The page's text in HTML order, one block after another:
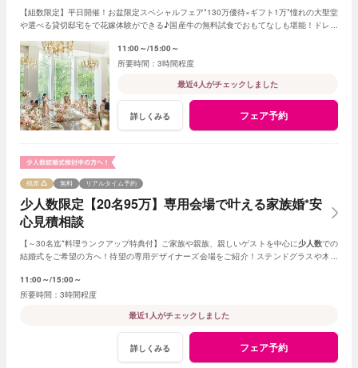
【組数限定】平日開催！お盆限定スペシャルフェア*130万優待×ギフト1万*憧れの大聖堂
や選べる貸切邸宅をで花嫁体験ができる♪国産牛の無料試食でおもてなしも堪能！ドレス
11:00～ 15:00～
3時間程度
最近4人がチェックしました
詳しくみる フェア予約
少人数限定【20名95万】専用会場で叶える家族婚*安
心見積相談
残席 無料 リアルタイム予約
【～30名迄*料理ランクアップ特典付】ご家族や親族、親しいゲストを中心に少人数での
結婚式をご希望の方へ！待望の専用デザイナーズ会場をご紹介！ステンドグラスや木目
11:00～ 15:00～
3時間程度
最近1人がチェックしました
詳しくみる フェア予約